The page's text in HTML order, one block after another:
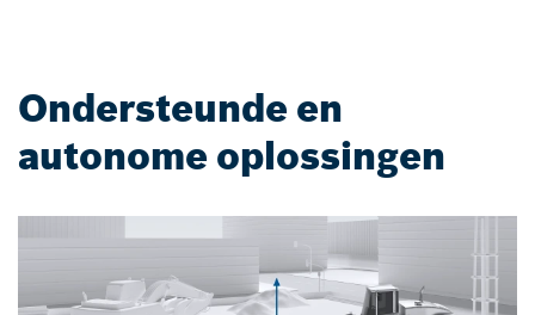
Ondersteunde en
autonome oplossingen